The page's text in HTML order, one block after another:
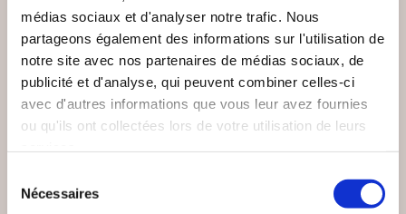
médias sociaux et d'analyser notre trafic. Nous
partageons également des informations sur l'utilisation de
notre site avec nos partenaires de médias sociaux, de
publicité et d'analyse, qui peuvent combiner celles-ci
avec d'autres informations que vous leur avez fournies
ou qu'ils ont collectées lors de votre utilisation de leurs
Nécessaires